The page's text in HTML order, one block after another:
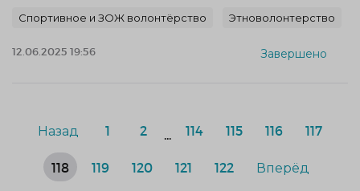
Спортивное и ЗОЖ волонтёрство Этноволонтерство
12.06.2025 19:56 Завершено
Назад 1 2 114 115 116 117
118 119 120 121 122 Вперёд